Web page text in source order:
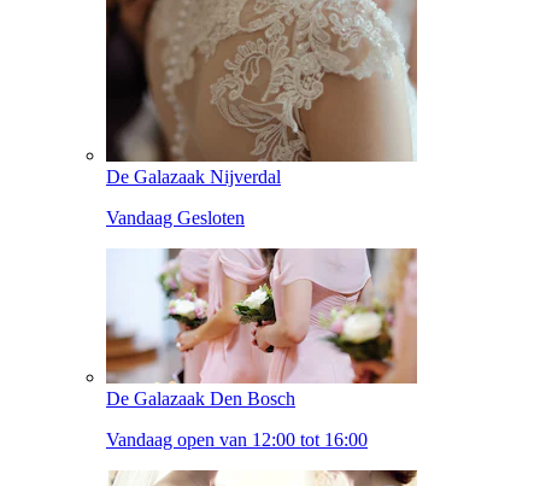
De Galazaak Nijverdal
Vandaag Gesloten
De Galazaak Den Bosch
Vandaag open van 12:00 tot 16:00